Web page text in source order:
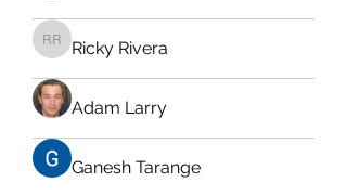
Ricky Rivera
Ricky Rivera
Adam Larry
Ganesh Tarange